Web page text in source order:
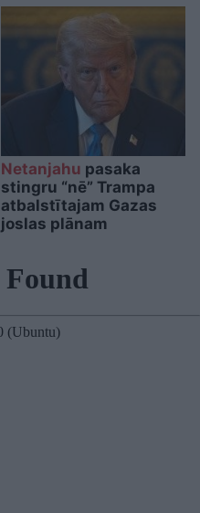
Netanjahu pasaka
stingru “nē” Trampa
atbalstītajam Gazas
joslas plānam